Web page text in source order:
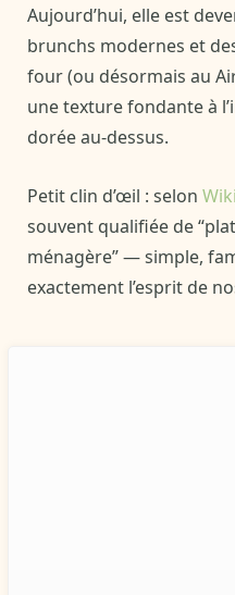
Aujourd’hui, elle est
brunchs modernes et
four (ou désormais au
une texture fondante à
dorée au-dessus.
Petit clin d’œil : selon
souvent qualifiée de
ménagère” — simple,
exactement l’esprit de